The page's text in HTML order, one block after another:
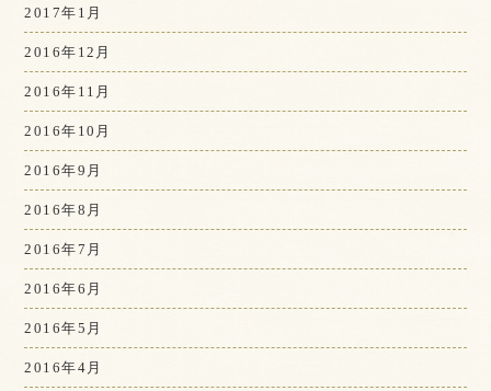
2017年1月
2016年12月
2016年11月
2016年10月
2016年9月
2016年8月
2016年7月
2016年6月
2016年5月
2016年4月